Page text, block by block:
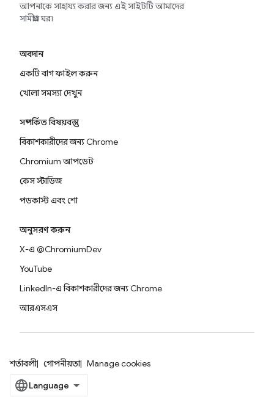
আপনাকে সাহায্য করার জন্য এই সাইটটি আমাদের
সামগ্রীর ঘর৷
অবদান
একটি বাগ ফাইল করুন
খোলা সমস্যা দেখুন
সম্পর্কিত বিষয়বস্তু
বিকাশকারীদের জন্য Chrome
Chromium আপডেট
কেস স্টাডিজ
পডকাস্ট এবং শো
অনুসরণ করুন
X-এ @ChromiumDev
YouTube
LinkedIn-এ বিকাশকারীদের জন্য Chrome
আরএসএস
শর্তাবলী গোপনীয়তা Manage cookies